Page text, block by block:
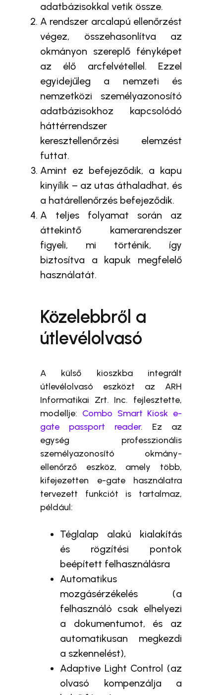
adatbázisokkal vetik össze.
A rendszer arcalapú ellenőrzést
végez, összehasonlítva az
okmányon szereplő fényképet
az élő arcfelvétellel. Ezzel
egyidejűleg a nemzeti és
nemzetközi személyazonosító
adatbázisokhoz kapcsolódó
háttérrendszer
keresztellenőrzési elemzést
futtat.
Amint ez befejeződik, a kapu
kinyílik – az utas áthaladhat, és
a határellenőrzés befejeződik.
A teljes folyamat során az
áttekintő kamerarendszer
figyeli, mi történik, így
biztosítva a kapuk megfelelő
használatát.
Közelebbről a
útlevélolvasó
A külső kioszkba integrált
útlevélolvasó eszközt az ARH
Informatikai Zrt. Inc. fejlesztette,
modellje: Combo Smart Kiosk e-
gate passport reader. Ez az
egység professzionális
személyazonosító okmány-
ellenőrző eszköz, amely több,
kifejezetten e-gate használatra
tervezett funkciót is tartalmaz,
például:
Téglalap alakú kialakítás
és rögzítési pontok
beépített felhasználásra
Automatikus
mozgásérzékelés (a
felhasználó csak elhelyezi
a dokumentumot, és az
automatikusan megkezdi
a szkennelést),
Adaptive Light Control (az
olvasó kompenzálja a